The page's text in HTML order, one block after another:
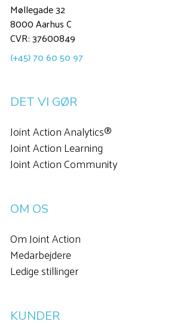
Møllegade 32
8000 Aarhus C
CVR: 37600849
(+45) 70 60 50 97
DET VI GØR
Joint Action Analytics®
Joint Action Learning
Joint Action Community
OM OS
Om Joint Action
Medarbejdere
Ledige stillinger
KUNDER